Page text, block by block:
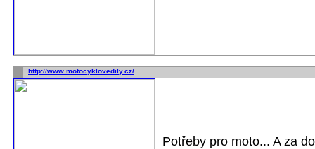
http://www.motocyklovedily.cz/
Potřeby pro moto... A za